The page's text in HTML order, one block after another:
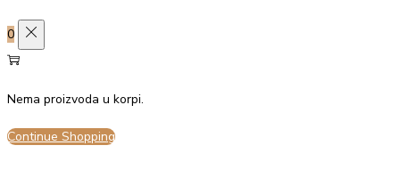
0
Nema proizvoda u korpi.
Continue Shopping